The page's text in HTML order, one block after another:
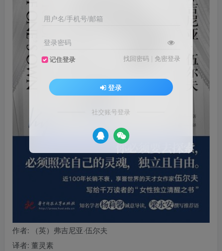
作者: （英）弗吉尼亚·伍尔夫
译者: 董灵素
用户名/手机号/邮箱
登录密码
记住登录 找回密码 | 免密登录
登录
社交账号登录